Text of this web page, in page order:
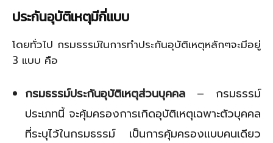
ประกันอุบัติเหตุมีกี่แบบ
โดยทั่วไป กรมธรรม์ในการทำประกันอุบัติเหตุหลักๆจะมีอยู่
3 แบบ คือ
กรมธรรม์ประกันอุบัติเหตุส่วนบุคคล – กรมธรรม์
ประเภทนี้ จะคุ้มครองการเกิดอุบัติเหตุเฉพาะตัวบุคคล
ที่ระบุไว้ในกรมธรรม์ เป็นการคุ้มครองแบบคนเดียว